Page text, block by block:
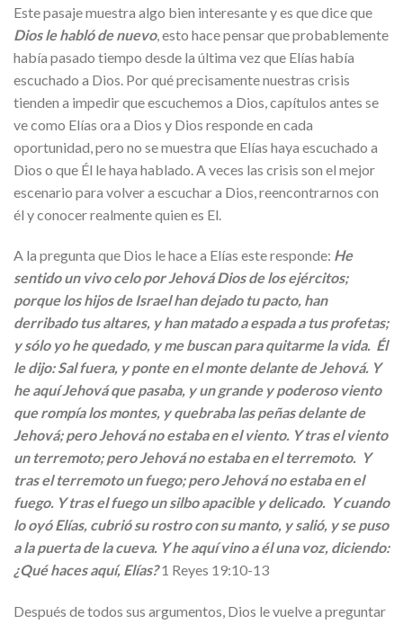
Este pasaje muestra algo bien interesante y es que dice que
Dios le habló de nuevo, esto hace pensar que probablemente
había pasado tiempo desde la última vez que Elías había
escuchado a Dios. Por qué precisamente nuestras crisis
tienden a impedir que escuchemos a Dios, capítulos antes se
ve como Elías ora a Dios y Dios responde en cada
oportunidad, pero no se muestra que Elías haya escuchado a
Dios o que Él le haya hablado. A veces las crisis son el mejor
escenario para volver a escuchar a Dios, reencontrarnos con
él y conocer realmente quien es El.
A la pregunta que Dios le hace a Elías este responde: He
sentido un vivo celo por Jehová Dios de los ejércitos;
porque los hijos de Israel han dejado tu pacto, han
derribado tus altares, y han matado a espada a tus profetas;
y sólo yo he quedado, y me buscan para quitarme la vida. Él
le dijo: Sal fuera, y ponte en el monte delante de Jehová. Y
he aquí Jehová que pasaba, y un grande y poderoso viento
que rompía los montes, y quebraba las peñas delante de
Jehová; pero Jehová no estaba en el viento. Y tras el viento
un terremoto; pero Jehová no estaba en el terremoto. Y
tras el terremoto un fuego; pero Jehová no estaba en el
fuego. Y tras el fuego un silbo apacible y delicado. Y cuando
lo oyó Elías, cubrió su rostro con su manto, y salió, y se puso
a la puerta de la cueva. Y he aquí vino a él una voz, diciendo:
¿Qué haces aquí, Elías? 1 Reyes 19:10-13
Después de todos sus argumentos, Dios le vuelve a preguntar